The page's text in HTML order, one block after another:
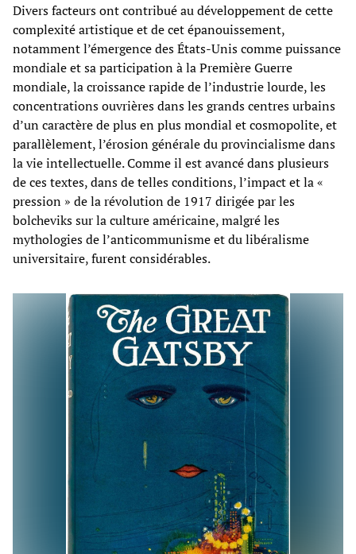
Divers facteurs ont contribué au développement de cette
complexité artistique et de cet épanouissement,
notamment l’émergence des États-Unis comme puissance
mondiale et sa participation à la Première Guerre
mondiale, la croissance rapide de l’industrie lourde, les
concentrations ouvrières dans les grands centres urbains
d’un caractère de plus en plus mondial et cosmopolite, et
parallèlement, l’érosion générale du provincialisme dans
la vie intellectuelle. Comme il est avancé dans plusieurs
de ces textes, dans de telles conditions, l’impact et la «
pression » de la révolution de 1917 dirigée par les
bolcheviks sur la culture américaine, malgré les
mythologies de l’anticommunisme et du libéralisme
universitaire, furent considérables.